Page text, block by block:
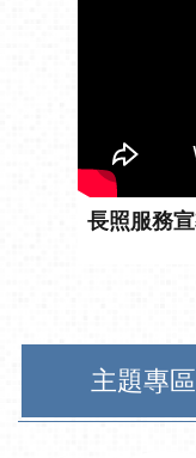
長照服務
主題專區